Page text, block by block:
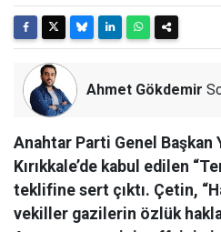
Ahmet Gökdemir
Anahtar Parti Genel Başkan
Kırıkkale’de kabul edilen
teklifine sert çıktı. Çetin,
vekiller gazilerin özlük